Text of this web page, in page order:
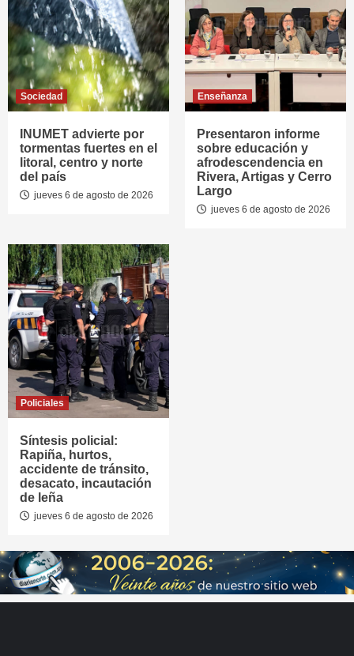
Sociedad
INUMET advierte por
tormentas fuertes en el
litoral, centro y norte
del país
jueves 6 de agosto de 2026
Enseñanza
Presentaron informe
sobre educación y
afrodescendencia en
Rivera, Artigas y Cerro
Largo
jueves 6 de agosto de 2026
Policiales
Síntesis policial:
Rapiña, hurtos,
accidente de tránsito,
desacato, incautación
de leña
jueves 6 de agosto de 2026